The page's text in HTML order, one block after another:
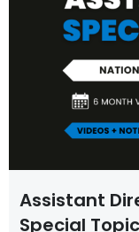
Assistant
Special